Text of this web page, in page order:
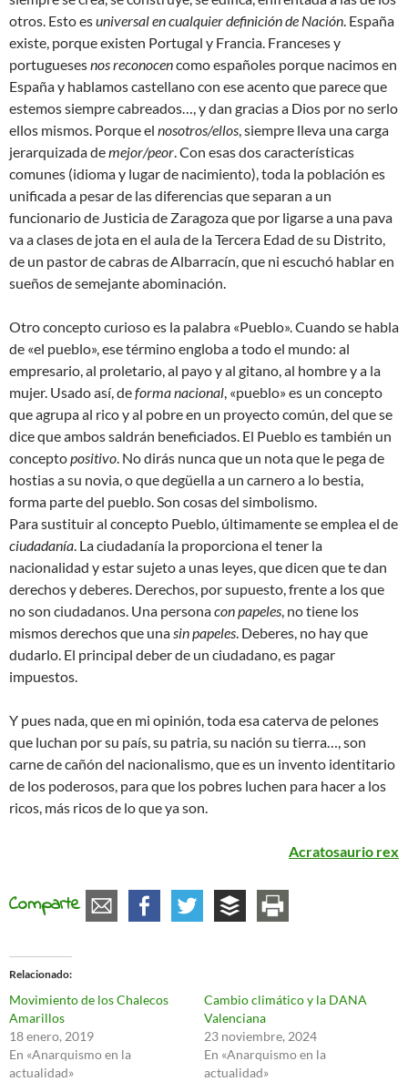
otros. Esto esuniversal en cualquier definición de Nación. España
existe, porque existen Portugal y Francia. Franceses y
portuguesesnos reconocencomo españoles porque nacimos en
España y hablamos castellano con ese acento que parece que
estemos siempre cabreados…, y dan gracias a Dios por no serlo
ellos mismos. Porque el nosotros/ellos, siempre lleva una carga
jerarquizada demejor/peor. Con esas dos características
comunes (idioma y lugar de nacimiento), toda la población es
unificada a pesar de las diferencias que separan a un
funcionario de Justicia de Zaragoza que por ligarse a una pava
va a clases de jota en el aula de la Tercera Edad de su Distrito,
de un pastor de cabras de Albarracín, que ni escuchó hablar en
sueños de semejante abominación.
Otro concepto curioso es la palabra «Pueblo». Cuando se habla
de «el pueblo», ese término engloba a todo el mundo: al
empresario, al proletario, al payo y al gitano, al hombre y a la
mujer. Usado así, deforma nacional, «pueblo» es un concepto
que agrupa al rico y al pobre en un proyecto común, del que se
dice que ambos saldrán beneficiados. El Pueblo es también un
conceptopositivo. No dirás nunca que un nota que le pega de
hostias a su novia, o que degüella a un carnero a lo bestia,
forma parte del pueblo. Son cosas del simbolismo.
Para sustituir al concepto Pueblo, últimamente se emplea el de
ciudadanía. La ciudadanía la proporciona el tener la
nacionalidad y estar sujeto a unas leyes, que dicen que te dan
derechos y deberes. Derechos, por supuesto, frente a los que
no son ciudadanos. Una personacon papeles, no tiene los
mismos derechos que unasin papeles. Deberes, no hay que
dudarlo. El principal deber de un ciudadano, es pagar
impuestos.
Y pues nada, que en mi opinión, toda esa caterva de pelones
que luchan por su país, su patria, su nación su tierra…, son
carne de cañón del nacionalismo, que es un invento identitario
de los poderosos, para que los pobres luchen para hacer a los
ricos, más ricos de lo que ya son.
Acratosaurio rex
Comparte
Relacionado
Movimiento de los Chalecos
Amarillos
18 enero, 2019
En «Anarquismo en la
actualidad»
Cambio climático y la DANA
Valenciana
23 noviembre, 2024
En «Anarquismo en la
actualidad»